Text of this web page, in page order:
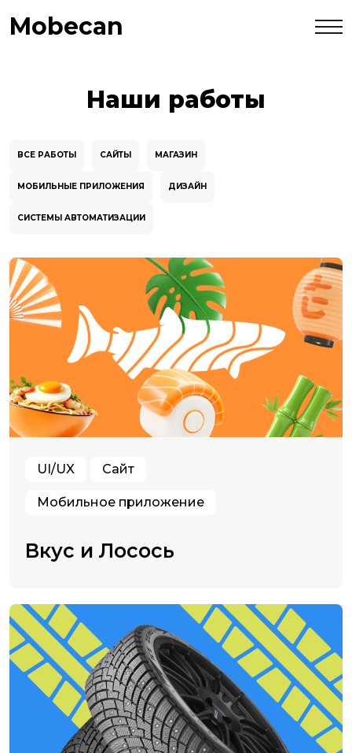
Mobecan
Наши работы
ВСЕ РАБОТЫ САЙТЫ МАГАЗИН
МОБИЛЬНЫЕ ПРИЛОЖЕНИЯ ДИЗАЙН
СИСТЕМЫ АВТОМАТИЗАЦИИ
UI/UX Сайт
Мобильное приложение
Вкус и Лосось